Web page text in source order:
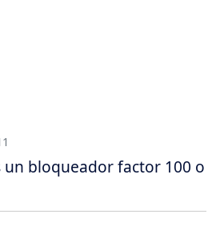
un bloqueador factor 100 o